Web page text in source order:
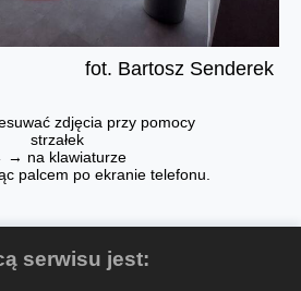
fot. Bartosz Senderek
zdjęcia przy pomocy
strzałek
→ na klawiaturze
palcem po ekranie telefonu.
serwisu jest: